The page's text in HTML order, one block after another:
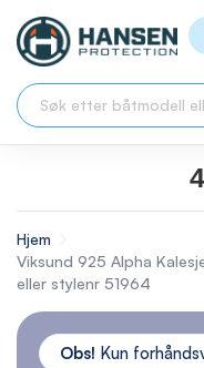
Hjem
Viksund 925 Alpha
eller stylenr 51964
Skip
Obs! Kun